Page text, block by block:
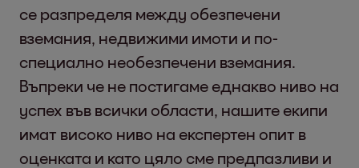
се разпределя между обезпечени
вземания, недвижими имоти и по-
специално необезпечени вземания.
Въпреки че не постигаме еднакво ниво на
успех във всички области, нашите екипи
имат високо ниво на експертен опит в
оценката и като цяло сме предпазливи и